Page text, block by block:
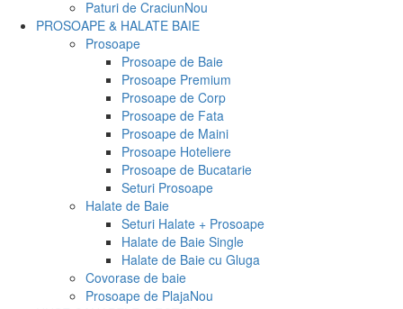
Paturi de CraciunNou
PROSOAPE & HALATE BAIE
Prosoape
Prosoape de Baie
Prosoape Premium
Prosoape de Corp
Prosoape de Fata
Prosoape de Maini
Prosoape Hoteliere
Prosoape de Bucatarie
Seturi Prosoape
Halate de Baie
Seturi Halate + Prosoape
Halate de Baie Single
Halate de Baie cu Gluga
Covorase de baie
Prosoape de PlajaNou